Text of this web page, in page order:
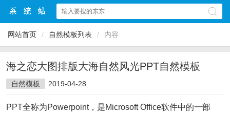
网站首页 / 自然模板列表 / 内容
海之恋大图排版大海自然风光PPT自然模板
自然模板 2019-04-28
PPT全称为Powerpoint，是Microsoft Office软件中的一部